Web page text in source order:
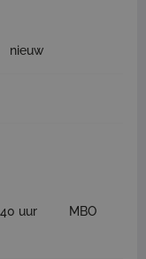
nieuw
uur
MBO